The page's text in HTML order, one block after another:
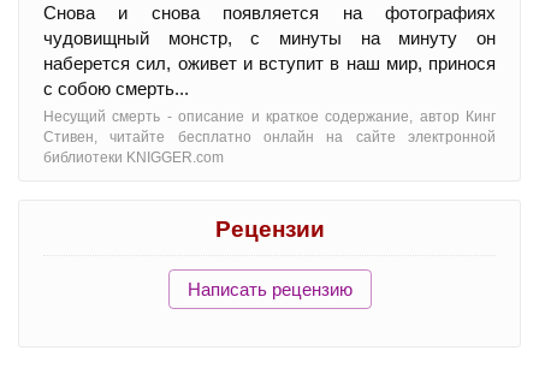
Снова и снова появляется на фотографиях
чудовищный монстр, с минуты на минуту он
наберется сил, оживет и вступит в наш мир, принося
с собою смерть...
Несущий смерть - oписание и краткое содержание, автор Кинг
Стивен, читайте бесплатно онлайн на сайте электронной
библиотеки KNIGGER.com
Рецензии
Написать рецензию